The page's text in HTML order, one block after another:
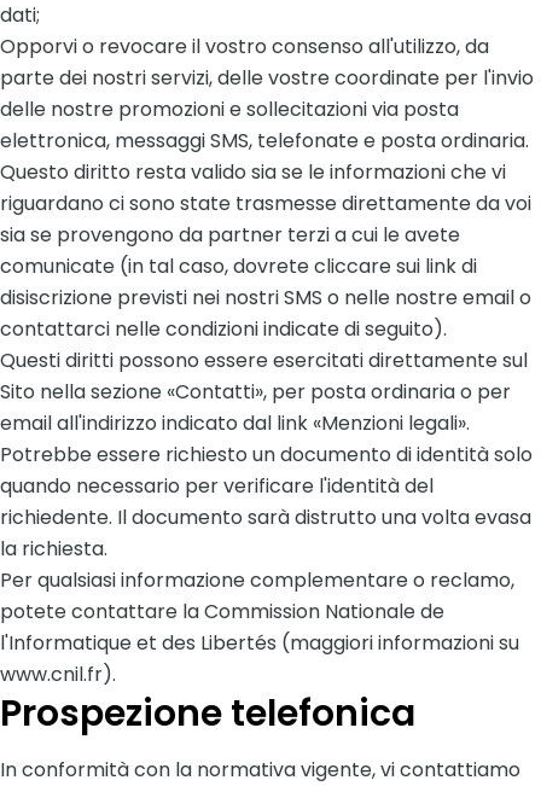
dati;
Opporvi o revocare il vostro consenso all'utilizzo, da
parte dei nostri servizi, delle vostre coordinate per l'invio
delle nostre promozioni e sollecitazioni via posta
elettronica, messaggi SMS, telefonate e posta ordinaria.
Questo diritto resta valido sia se le informazioni che vi
riguardano ci sono state trasmesse direttamente da voi
sia se provengono da partner terzi a cui le avete
comunicate (in tal caso, dovrete cliccare sui link di
disiscrizione previsti nei nostri SMS o nelle nostre email o
contattarci nelle condizioni indicate di seguito).
Questi diritti possono essere esercitati direttamente sul
Sito nella sezione «Contatti», per posta ordinaria o per
email all'indirizzo indicato dal link «Menzioni legali».
Potrebbe essere richiesto un documento di identità solo
quando necessario per verificare l'identità del
richiedente. Il documento sarà distrutto una volta evasa
la richiesta.
Per qualsiasi informazione complementare o reclamo,
potete contattare la Commission Nationale de
l'Informatique et des Libertés (maggiori informazioni su
www.cnil.fr).
Prospezione telefonica
In conformità con la normativa vigente, vi contattiamo